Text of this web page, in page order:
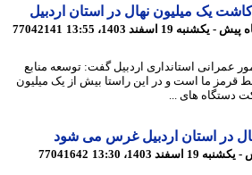
یک میلیون نهال در استان اردبیل
77042141
استانداری اردبیل گفت: توسعه منابع
ما است و در این راستا بیش از یک میلیون
های ...
استان اردبیل غرس می شود
77041642